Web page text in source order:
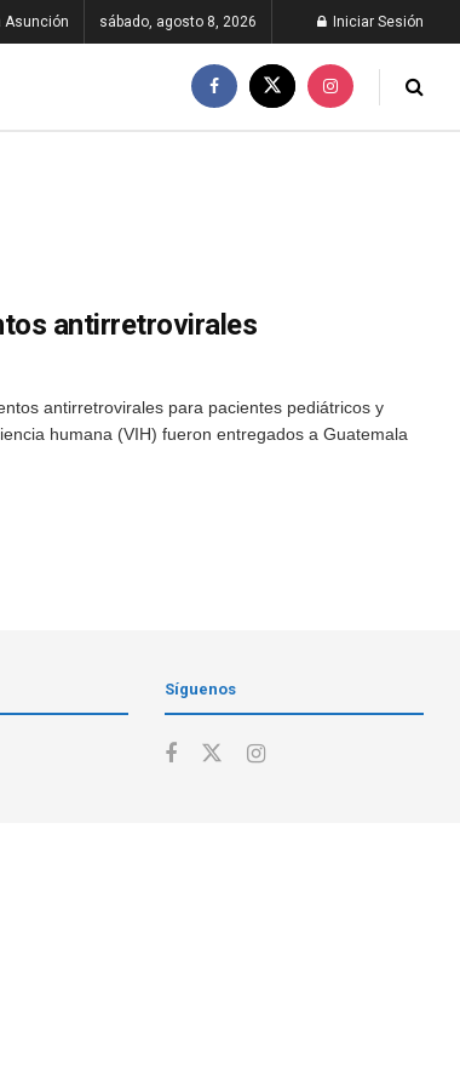
Asunción sábado, agosto 8, 2026 Iniciar Sesión
antirretrovirales
antirretrovirales para pacientes pediátricos y
humana (VIH) fueron entregados a Guatemala
Síguenos